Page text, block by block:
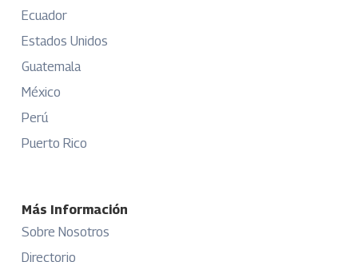
Ecuador
Estados Unidos
Guatemala
México
Perú
Puerto Rico
Más Información
Sobre Nosotros
Directorio